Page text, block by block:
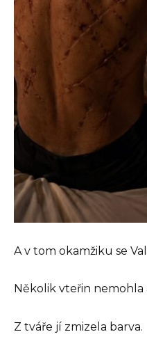
A v tom okamžiku se
Několik vteřin nemohla
Z tváře jí zmizela barva.